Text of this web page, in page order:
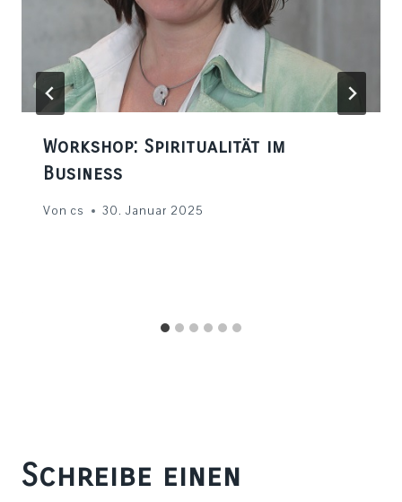
Workshop: Spiritualität im
Business
Von cs 30. Januar 2025
Schreibe einen